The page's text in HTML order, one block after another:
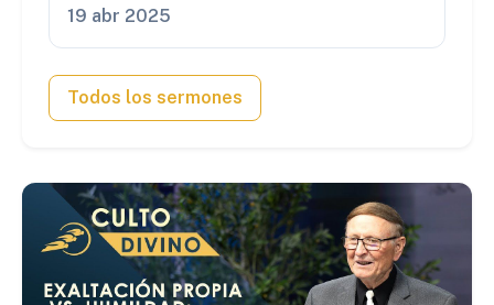
19 abr 2025
Todos los sermones